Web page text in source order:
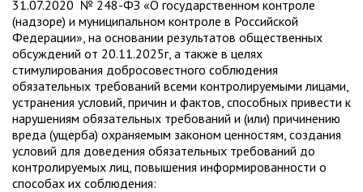
31.07.2020 № 248-ФЗ «О государственном контроле
(надзоре) и муниципальном контроле в Российской
Федерации», на основании результатов общественных
обсуждений от 20.11.2025г, а также в целях
стимулирования добросовестного соблюдения
обязательных требований всеми контролируемыми лицами,
устранения условий, причин и фактов, способных привести к
нарушениям обязательных требований и (или) причинению
вреда (ущерба) охраняемым законом ценностям, создания
условий для доведения обязательных требований до
контролируемых лиц, повышения информированности о
способах их соблюдения: